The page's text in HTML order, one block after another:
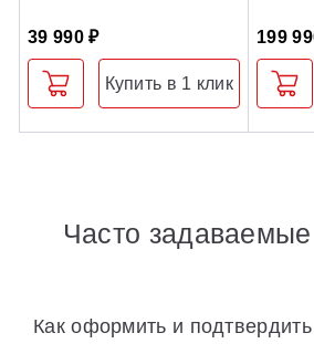
39 990 ₽
Купить в 1 клик
199
Часто
Как оформить и подтвердить